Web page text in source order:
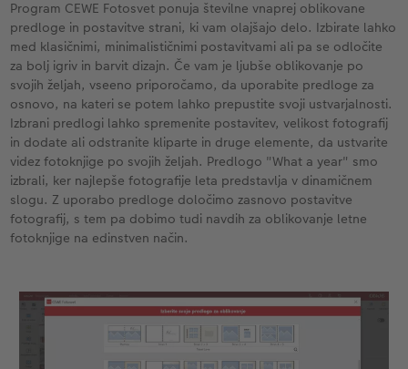
Program CEWE Fotosvet ponuja številne vnaprej oblikovane
predloge in postavitve strani, ki vam olajšajo delo. Izbirate lahko
med klasičnimi, minimalističnimi postavitvami ali pa se odločite
za bolj igriv in barvit dizajn. Če vam je ljubše oblikovanje po
svojih željah, vseeno priporočamo, da uporabite predloge za
osnovo, na kateri se potem lahko prepustite svoji ustvarjalnosti.
Izbrani predlogi lahko spremenite postavitev, velikost fotografij
in dodate ali odstranite kliparte in druge elemente, da ustvarite
videz fotoknjige po svojih željah. Predlogo "What a year" smo
izbrali, ker najlepše fotografije leta predstavlja v dinamičnem
slogu. Z uporabo predloge določimo zasnovo postavitve
fotografij, s tem pa dobimo tudi navdih za oblikovanje letne
fotoknjige na edinstven način.